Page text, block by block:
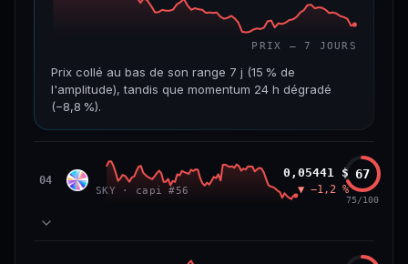
PRIX — 7 JOURS
Prix collé au bas de son range 7 j (15 % de
l'amplitude), tandis que momentum 24 h dégradé
(−8,8 %).
508 M$ 8,7 M$
VAR. 7 J VAR. 30 J
04 SKY Sky
SKY · capi #56
0,05441 $
▼ −1,2 %
67
75/100
78